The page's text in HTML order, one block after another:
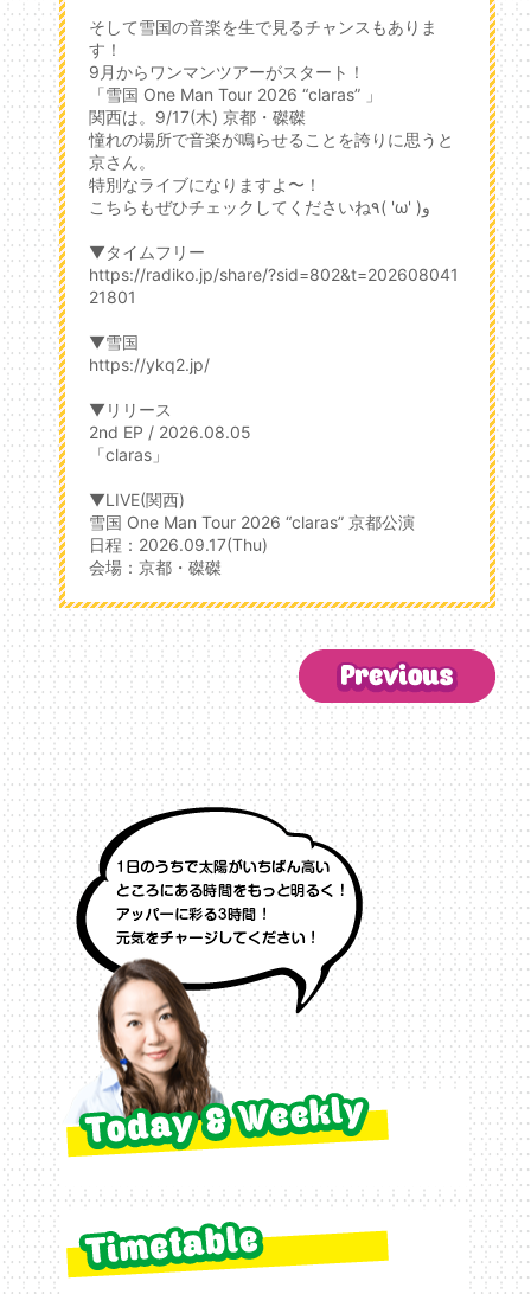
そして雪国の音楽を生で見るチャンスもありま
す！
9月からワンマンツアーがスタート！
「雪国 One Man Tour 2026 “claras” 」
関西は。9/17(木) 京都・磔磔
憧れの場所で音楽が鳴らせることを誇りに思うと
京さん。
特別なライブになりますよ〜！
こちらもぜひチェックしてくださいね٩( 'ω' )و
▼タイムフリー
https://radiko.jp/share/?sid=802&t=202608041
21801
▼雪国
https://ykq2.jp/
▼リリース
2nd EP / 2026.08.05
「claras」
▼LIVE(関西)
雪国 One Man Tour 2026 “claras” 京都公演
日程：2026.09.17(Thu)
会場：京都・磔磔